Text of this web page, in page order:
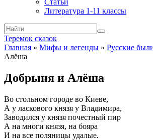
Статьи
Литература 1-11 классы
Теремок сказок
Главная » Мифы и легенды » Русские
Алёша
Добрыня и Алёша
Во стольном городе во Киеве,
А у ласкового князя у Владимира,
Заводился у князя почестный пир
А на многи князя, на бояра
И на все поляницы удалые.